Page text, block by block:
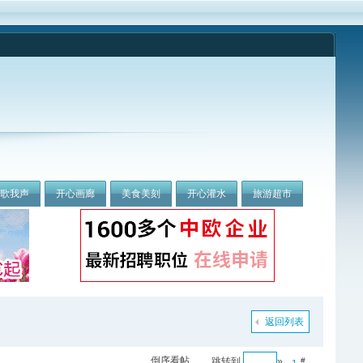
我声 开心画廊 美食美刻 开心灌水 旅游超市
返回列表
#
倒序看帖